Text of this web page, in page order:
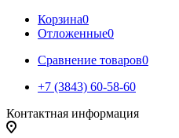
Корзина0
Отложенные0
Сравнение товаров0
+7 (3843) 60-58-60
Контактная информация